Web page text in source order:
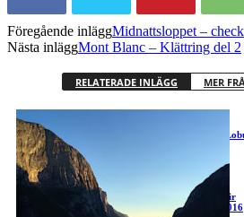
Föregående inläggMidnattsloppet –
Nästa inläggMont Blanc – Klättring del 2
RELATERADE INLÄGG MER
Island Peak och
Cho Oyu 2015 blir
Gasherbrum II 2016